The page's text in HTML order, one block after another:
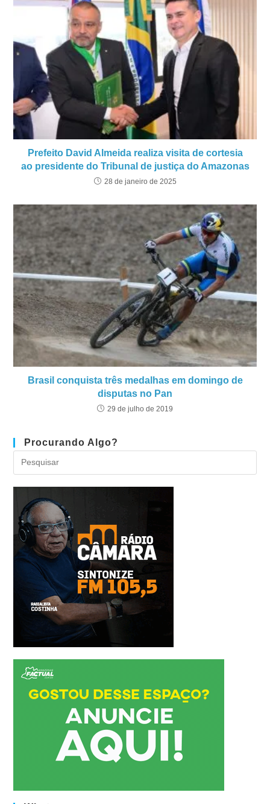
Prefeito David Almeida realiza visita de cortesia
ao presidente do Tribunal de justiça do Amazonas
28 de janeiro de 2025
Brasil conquista três medalhas em domingo de
disputas no Pan
29 de julho de 2019
Procurando Algo?